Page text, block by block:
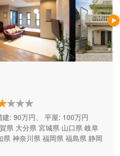
建: 90万円、 平屋: 100万円
県 大分県 宮城県 山口県 岐阜
県 神奈川県 福岡県 福島県 静岡